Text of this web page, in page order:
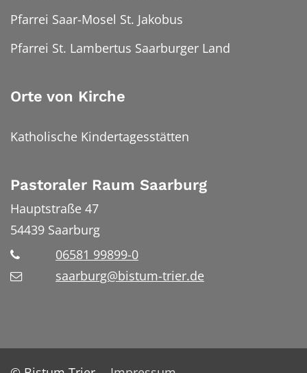
Pfarrei Saar-Mosel St. Jakobus
Pfarrei St. Lambertus Saarburger Land
Orte von Kirche
Katholische Kindertagesstätten
Pastoraler Raum Saarburg
Hauptstraße 47
54439 Saarburg
06581 99899-0
saarburg@bistum-trier.de